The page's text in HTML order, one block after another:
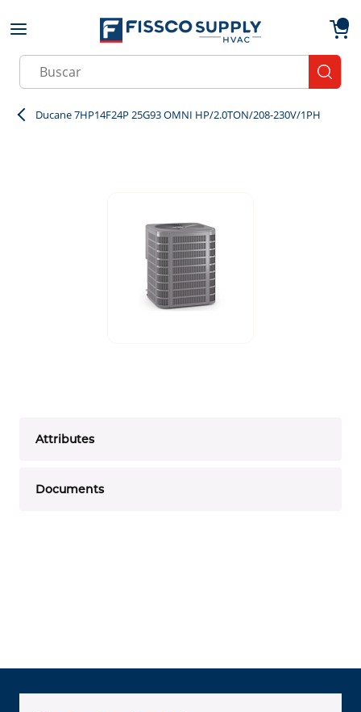
Skip to main content
Site Search
Ducane 7HP14F24P 25G93 OMNI HP/2.0TON/208-230V/1PH
Attributes
Documents